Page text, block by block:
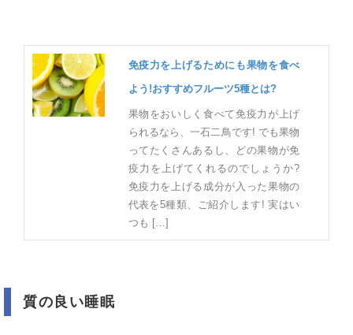
免疫力を上げるためにも果物を食べ
よう!おすすめフルーツ5種とは?
果物をおいしく食べて免疫力が上げ
られるなら、一石二鳥です! でも果物
ってたくさんあるし、どの果物が免
疫力を上げてくれるのでしょうか?
免疫力を上げる成分が入った果物の
代表を5種類、ご紹介します! 実はい
つも […]
質の良い睡眠